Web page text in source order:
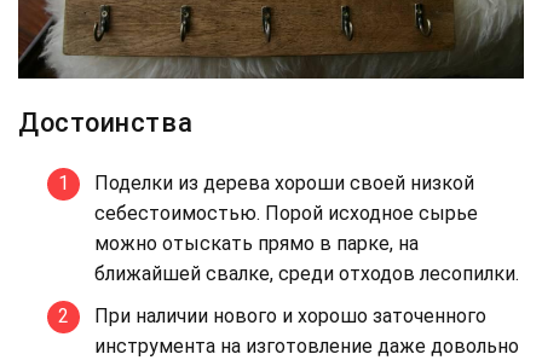
Достоинства
Поделки из дерева хороши своей низкой
себестоимостью. Порой исходное сырье
можно отыскать прямо в парке, на
ближайшей свалке, среди отходов лесопилки.
При наличии нового и хорошо заточенного
инструмента на изготовление даже довольно